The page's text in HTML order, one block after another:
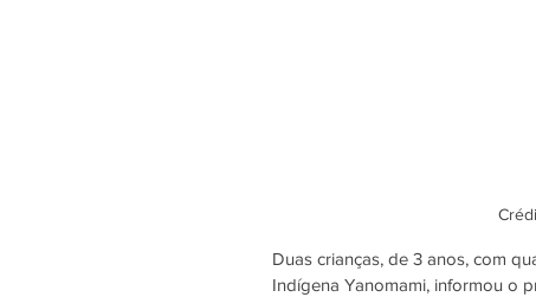
Duas crianças, de 3 anos, com
Indígena Yanomami, informou o